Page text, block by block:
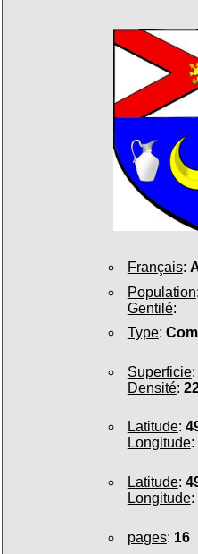
Français:
Population:
Gentilé:
Type:
Superficie:
Densité:
Latitude:
Longitude:
Latitude:
Longitude:
pages: 16